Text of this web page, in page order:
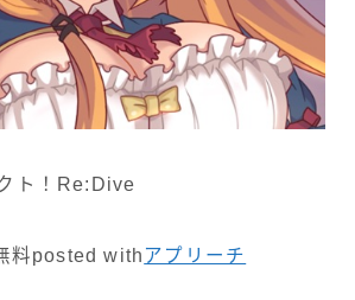
ト！Re:Dive
料posted with アプリーチ